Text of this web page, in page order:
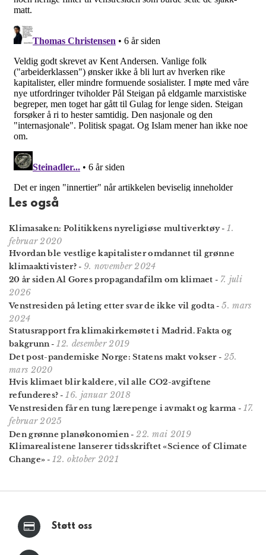
Les også
Klimasaken: Politikkens nyreligiøse multiverktøy- 1.
februar 2020
Hvordan ble vestlige kapitalister omdannet til grønne
klimaaktivister?- 9. november 2024
20 år siden Al Gores propa­gandafilm om klimaet - 7. juli
2026
Venstresiden på leting etter svar de ikke vil godta -5. mars
2024
Statusrapport fra klimakirkemøtet i Madrid. Fakta og
bakgrunn - 12. desember 2019
Det post-pandemiske Norge: Statens makt vokser- 25.
mars 2020
Hvis klimaet blir kaldere, vil alle CO2-avgiftene
refunderes? - 16. januar 2018
Venstresiden får en tung lærepenge i avmakt og karma - 17.
februar 2025
Den grønne planøkonomien - 22. mai 2019
Klimarealistene lanserer tidsskriftet «Science of Climate
Change» - 12. oktober 2021
Støtt oss